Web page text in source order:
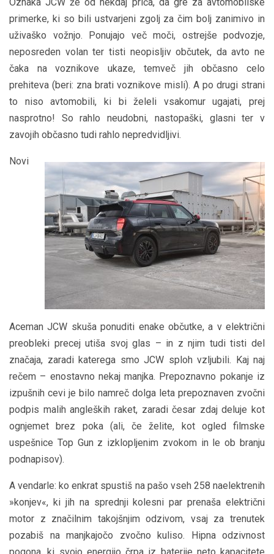
Oznaka JCW že od nekdaj priča, da gre za avtomobilske
primerke, ki so bili ustvarjeni zgolj za čim bolj zanimivo in
uživaško vožnjo. Ponujajo več moči, ostrejše podvozje,
neposreden volan ter tisti neopisljiv občutek, da avto ne
čaka na voznikove ukaze, temveč jih občasno celo
prehiteva (beri: zna brati voznikove misli). A po drugi strani
to niso avtomobili, ki bi želeli vsakomur ugajati, prej
nasprotno! So rahlo neudobni, nastopaški, glasni ter v
zavojih občasno tudi rahlo nepredvidljivi.
Novi
Aceman JCW skuša ponuditi enake občutke, a v električni
preobleki precej utiša svoj glas – in z njim tudi tisti del
značaja, zaradi katerega smo JCW sploh vzljubili. Kaj naj
rečem – enostavno nekaj manjka. Prepoznavno pokanje iz
izpušnih cevi je bilo namreč dolga leta prepoznaven zvočni
podpis malih angleških raket, zaradi česar zdaj deluje kot
ognjemet brez poka (ali, če želite, kot ogled filmske
uspešnice Top Gun z izklopljenim zvokom in le ob branju
podnapisov).
A vendarle: ko enkrat spustiš na pašo vseh 258 naelektrenih
»konjev«, ki jih na sprednji kolesni par prenaša električni
motor z značilnim takojšnjim odzivom, vsaj za trenutek
pozabiš na manjkajočo zvočno kuliso. Hipna odzivnost